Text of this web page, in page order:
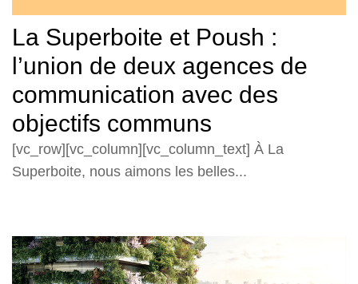
La Superboite et Poush :
l’union de deux agences de
communication avec des
objectifs communs
[vc_row][vc_column][vc_column_text] À La
Superboite, nous aimons les belles...